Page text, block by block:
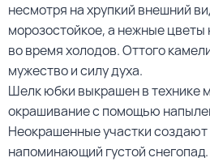
несмотря на хрупкий внешний
морозостойкое, а нежные
во время холодов. Оттого
мужество и силу духа.
Шелк юбки выкрашен в технике
окрашивание с помощью
Неокрашенные участки создают
напоминающий густой снегопад.